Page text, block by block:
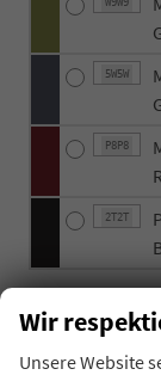
5W5W
P8P8
2T2T
Allgemeines
Innen
Wir
Unsere Website